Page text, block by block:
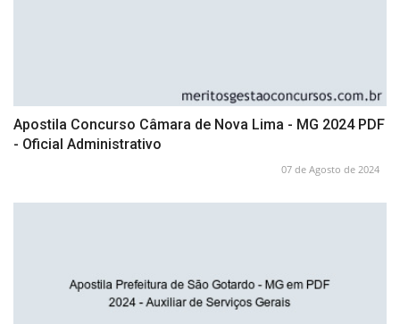
Apostila Concurso Câmara de Nova Lima - MG 2024 PDF
- Oficial Administrativo
07 de Agosto de 2024